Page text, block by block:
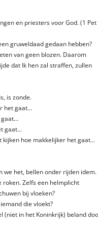
en priesters voor God. (1 Pet
gruweldaad gedaan hebben?
van geen blozen. Daarom
dat Ik hen zal straffen, zullen
is zonde.
het gaat…
gaat…
gaat…
kijken hoe makkelijker het gaat…
we het, bellen onder rijden idem.
roken. Zelfs een helmplicht
bij vloeken?
die vloekt?
(niet in het Koninkrijk) beland